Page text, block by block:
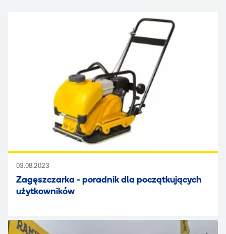
03.08.2023
Zagęszczarka - poradnik dla początkujących
użytkowników